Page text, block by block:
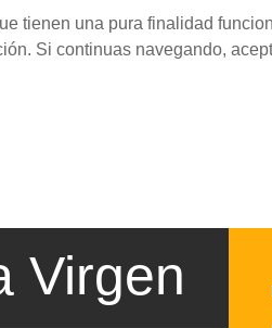
tienen una pura finalidad
Si continuas navegando,
Virgen